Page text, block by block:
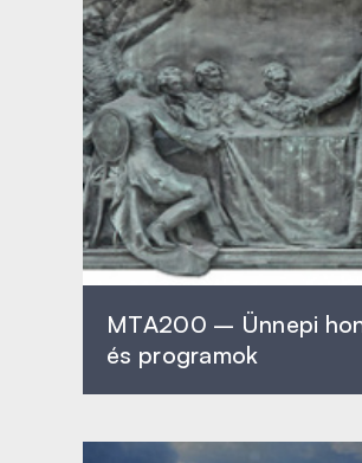
MTA200 – Ünnepi
és programok